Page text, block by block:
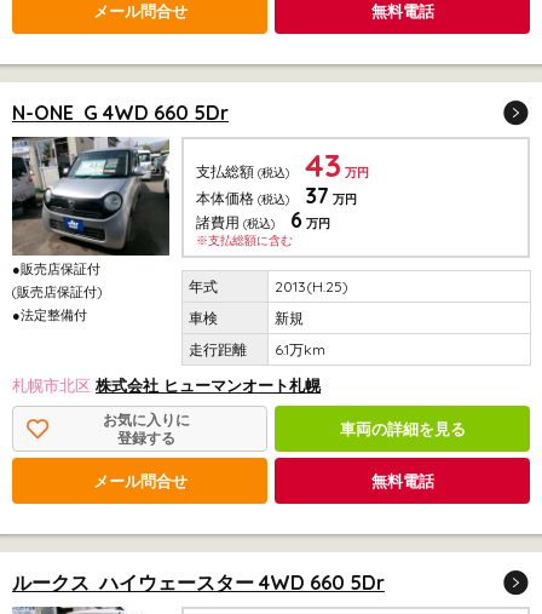
メール問合せ 無料電話
N-ONE G 4WD 660 5Dr
●販売店保証付
(販売店保証付)
●法定整備付
支払総額 (税込) 43 万円
本体価格 (税込) 37 万円
諸費用 (税込) 6 万円
※支払総額に含む
2013(H.25)
新規
6.1万km
札幌市北区 株式会社 ヒューマンオート札幌
お気に入りに
登録する
車両の詳細を見る
メール問合せ 無料電話
ルークス ハイウェースター 4WD 660 5Dr